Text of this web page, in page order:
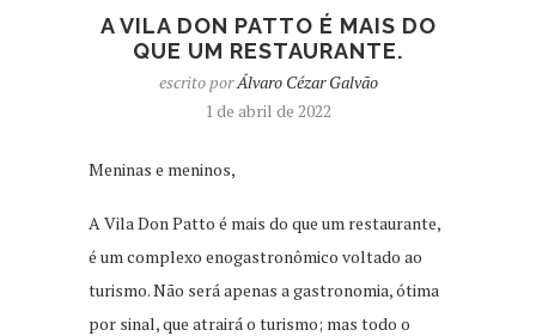
A VILA DON PATTO É MAIS DO
QUE UM RESTAURANTE.
escrito porÁlvaro Cézar Galvão
1 de abril de 2022
Meninas e meninos,
A Vila Don Patto é mais do que um restaurante,
é um complexo enogastronômico voltado ao
turismo. Não será apenas a gastronomia, ótima
por sinal, que atrairá o turismo; mas todo o